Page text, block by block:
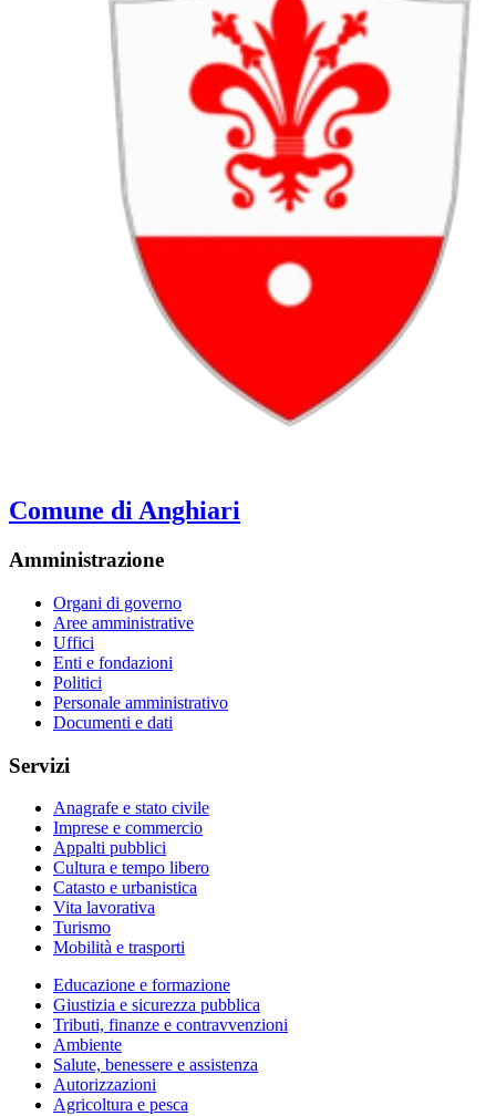
Comune di Anghiari
Amministrazione
Organi di governo
Aree amministrative
Uffici
Enti e fondazioni
Politici
Personale amministrativo
Documenti e dati
Servizi
Anagrafe e stato civile
Imprese e commercio
Appalti pubblici
Cultura e tempo libero
Catasto e urbanistica
Vita lavorativa
Turismo
Mobilità e trasporti
Educazione e formazione
Giustizia e sicurezza pubblica
Tributi, finanze e contravvenzioni
Ambiente
Salute, benessere e assistenza
Autorizzazioni
Agricoltura e pesca